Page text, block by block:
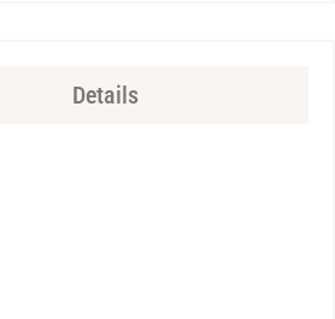
Details